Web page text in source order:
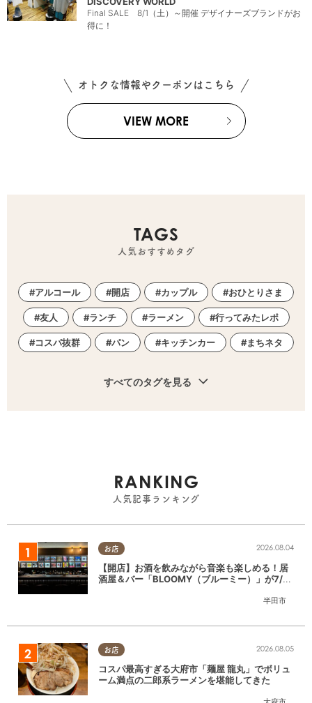
Final SALE 8/1（土）～開催 デザイナーズブランドがお
得に！
オトクな情報やクーポンはこちら
VIEW MORE
TAGS
人気おすすめタグ
アルコール 開店 カップル おひとりさま
友人 ランチ ラーメン 行ってみたレポ
コスパ抜群 パン キッチンカー まちネタ
すべてのタグを見る
RANKING
人気記事ランキング
お店
半田市
2026.08.04
【開店】お酒を飲みながら音楽も楽しめる！居
酒屋＆バー「BLOOMY（ブルーミー）」が7/3
お店 2026.08.05
コスパ最高すぎる大府市「麺屋 龍丸」でボリュ
ーム満点の二郎系ラーメンを堪能してきた